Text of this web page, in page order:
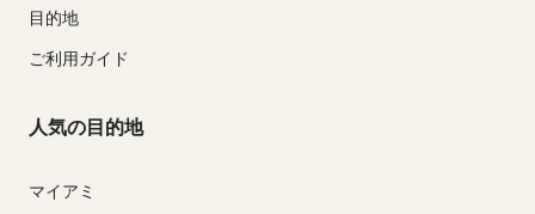
目的地
ご利用ガイド
人気の目的地
マイアミ